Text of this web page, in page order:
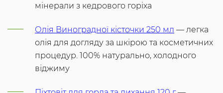
мінерали з кедрового горіха
Олія Виноградної кісточки 250 мл — легка
олія для догляду за шкірою та косметичних
процедур. 100% натурально, холодного
віджиму